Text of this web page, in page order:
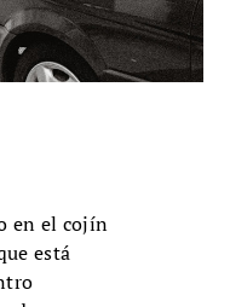
en el cojín
está